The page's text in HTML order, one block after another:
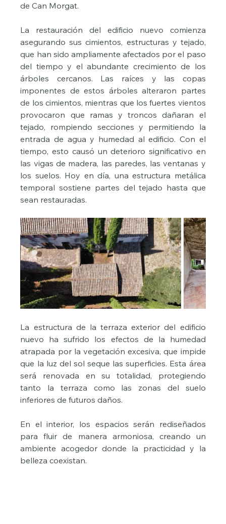
de Can Morgat.
La restauración del edificio nuevo comienza
asegurando sus cimientos, estructuras y tejado,
que han sido ampliamente afectados por el paso
del tiempo y el abundante crecimiento de los
árboles cercanos. Las raíces y las copas
imponentes de estos árboles alteraron partes
de los cimientos, mientras que los fuertes vientos
provocaron que ramas y troncos dañaran el
tejado, rompiendo secciones y permitiendo la
entrada de agua y humedad al edificio. Con el
tiempo, esto causó un deterioro significativo en
las vigas de madera, las paredes, las ventanas y
los suelos. Hoy en día, una estructura metálica
temporal sostiene partes del tejado hasta que
sean restauradas.
La estructura de la terraza exterior del edificio
nuevo ha sufrido los efectos de la humedad
atrapada por la vegetación excesiva, que impide
que la luz del sol seque las superficies. Esta área
será renovada en su totalidad, protegiendo
tanto la terraza como las zonas del suelo
inferiores de futuros daños.
En el interior, los espacios serán rediseñados
para fluir de manera armoniosa, creando un
ambiente acogedor donde la practicidad y la
belleza coexistan.